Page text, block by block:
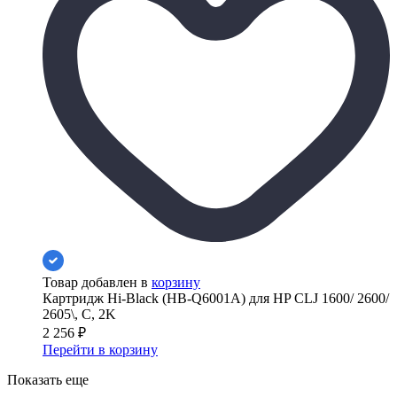
Товар добавлен в корзину
Картридж Hi-Black (HB-Q6001A) для HP CLJ 1600/ 2600/
2605\, C, 2K
2 256 ₽
Перейти в корзину
Показать еще